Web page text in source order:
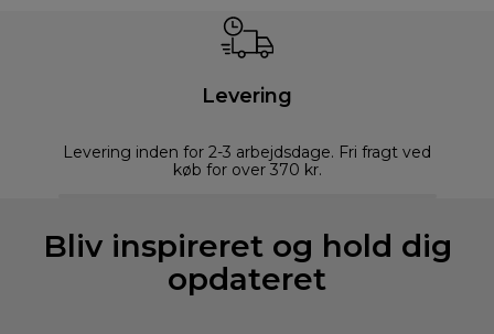
Levering
Levering inden for 2-3 arbejdsdage. Fri fragt ved
køb for over 370 kr.
Bliv inspireret og hold dig
opdateret